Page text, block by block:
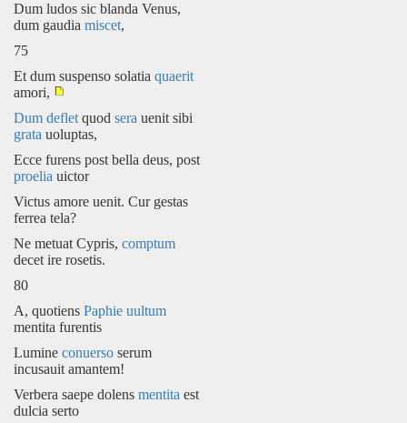
Dum ludos sic blanda Venus,
dum gaudia miscet,
75
Et dum suspenso solatia quaerit
amori,
Dum deflet quod sera uenit sibi
grata uoluptas,
Ecce furens post bella deus, post
proelia uictor
Victus amore uenit. Cur gestas
ferrea tela?
Ne metuat Cypris, comptum
decet ire rosetis.
80
A, quotiens Paphie uultum
mentita furentis
Lumine conuerso serum
incusauit amantem!
Verbera saepe dolens mentita est
dulcia serto